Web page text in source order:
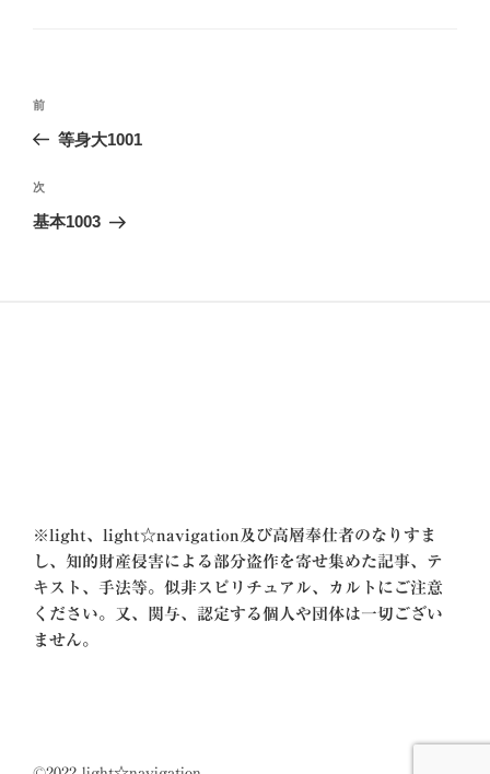
ビ
ゲ
前
の
稿
前
等身大1001
次
の
次
基本1003
※light、light☆navigation及び高層奉仕者のなりすま
し、知的財産侵害による部分盗作を寄せ集めた記事、テ
キスト、手法等。似非スピリチュアル、カルトにご注意
ください。又、関与、認定する個人や団体は一切ござい
ません。